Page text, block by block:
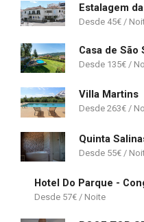
Estalagem
45€
Casa de São
135€
Villa Martins
263€
Quinta
55€
Hotel Do Parque -
57€